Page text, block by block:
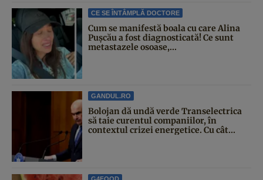
CE SE ÎNTÂMPLĂ DOCTORE
Cum se manifestă boala cu care Alina
Pușcău a fost diagnosticată! Ce sunt
metastazele osoase,...
GANDUL.RO
Bolojan dă undă verde Transelectrica
să taie curentul companiilor, în
contextul crizei energetice. Cu cât...